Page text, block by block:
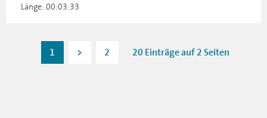
Länge: 00:03:33
1 > 2 20 Einträge auf 2 Seiten